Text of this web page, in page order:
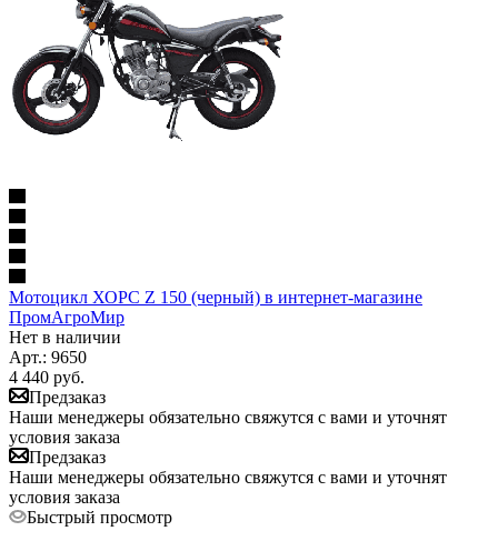
Мотоцикл ХОРС Z 150 (черный) в интернет-магазине
ПромАгроМир
Нет в наличии
Арт.: 9650
4 440 руб.
Предзаказ
Наши менеджеры обязательно свяжутся с вами и уточнят
условия заказа
Предзаказ
Наши менеджеры обязательно свяжутся с вами и уточнят
условия заказа
Быстрый просмотр